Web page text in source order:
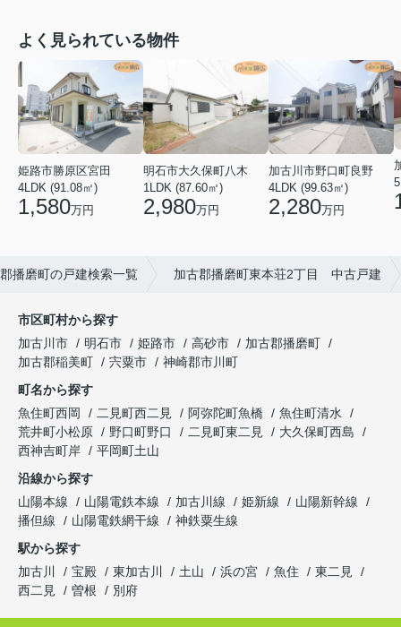
よく見られている物件
姫路市勝原区宮田
4LDK (91.08㎡)
1,580万円
明石市大久保町八木
1LDK (87.60㎡)
2,980万円
加古川市野口町良野
4LDK (99.63㎡)
2,280万円
播磨町の戸建検索一覧 加古郡播磨町東本荘2丁目 中古戸建
市区町村から探す
加古川市
明石市 姫路市 高砂市
加古郡播磨町
加古郡稲美町
宍粟市
神崎郡市川町
町名から探す
魚住町西岡
二見町西二見 阿弥陀町魚橋
魚住町清水
荒井町小松原
野口町野口 二見町東二見
大久保町西島
西神吉町岸
平岡町土山
沿線から探す
山陽本線
山陽電鉄本線 加古川線 姫新線
山陽新幹線
播但線
山陽電鉄網干線
神鉄粟生線
駅から探す
加古川
宝殿 東加古川 土山 浜の宮 魚住
東二見
西二見
曽根 別府